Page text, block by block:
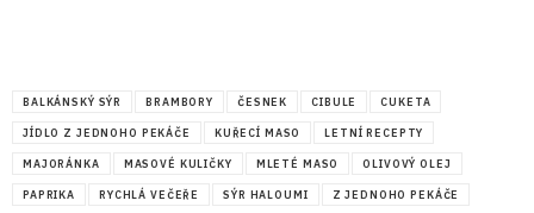
BALKÁNSKÝ SÝR BRAMBORY ČESNEK CIBULE CUKETA
JÍDLO Z JEDNOHO PEKÁČE KUŘECÍ MASO LETNÍ RECEPTY
MAJORÁNKA MASOVÉ KULIČKY MLETÉ MASO OLIVOVÝ OLEJ
PAPRIKA RYCHLÁ VEČEŘE SÝR HALOUMI Z JEDNOHO PEKÁČE